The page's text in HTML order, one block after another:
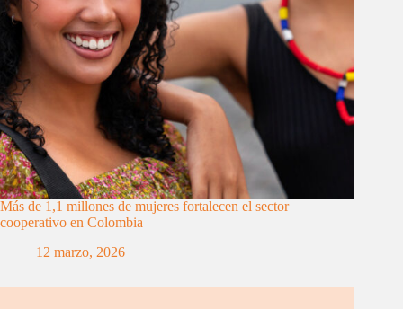
Más de 1,1 millones de mujeres fortalecen el sector
cooperativo en Colombia
12 marzo, 2026